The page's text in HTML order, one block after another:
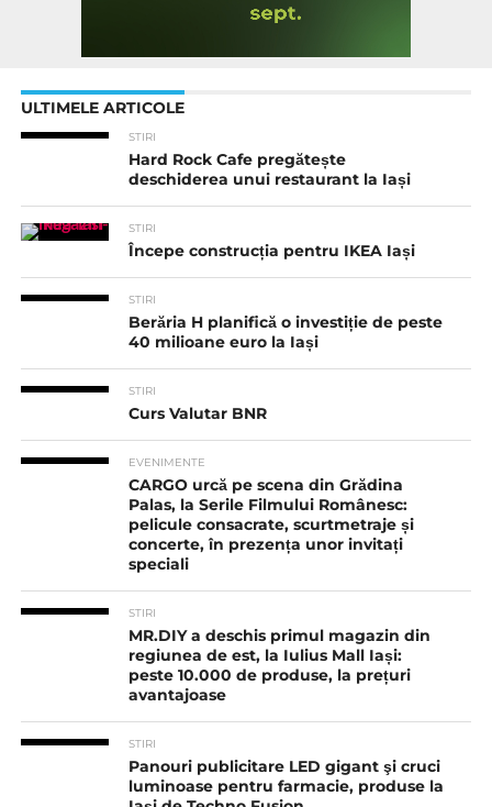
ULTIMELE ARTICOLE
STIRI
Hard Rock Cafe pregătește
deschiderea unui restaurant la Iași
STIRI
Începe construcția pentru IKEA Iași
STIRI
Berăria H planifică o investiție de peste
40 milioane euro la Iași
STIRI
Curs Valutar BNR
EVENIMENTE
CARGO urcă pe scena din Grădina
Palas, la Serile Filmului Românesc:
pelicule consacrate, scurtmetraje și
concerte, în prezența unor invitați
speciali
STIRI
MR.DIY a deschis primul magazin din
regiunea de est, la Iulius Mall Iași:
peste 10.000 de produse, la prețuri
avantajoase
STIRI
Panouri publicitare LED gigant şi cruci
luminoase pentru farmacie, produse la